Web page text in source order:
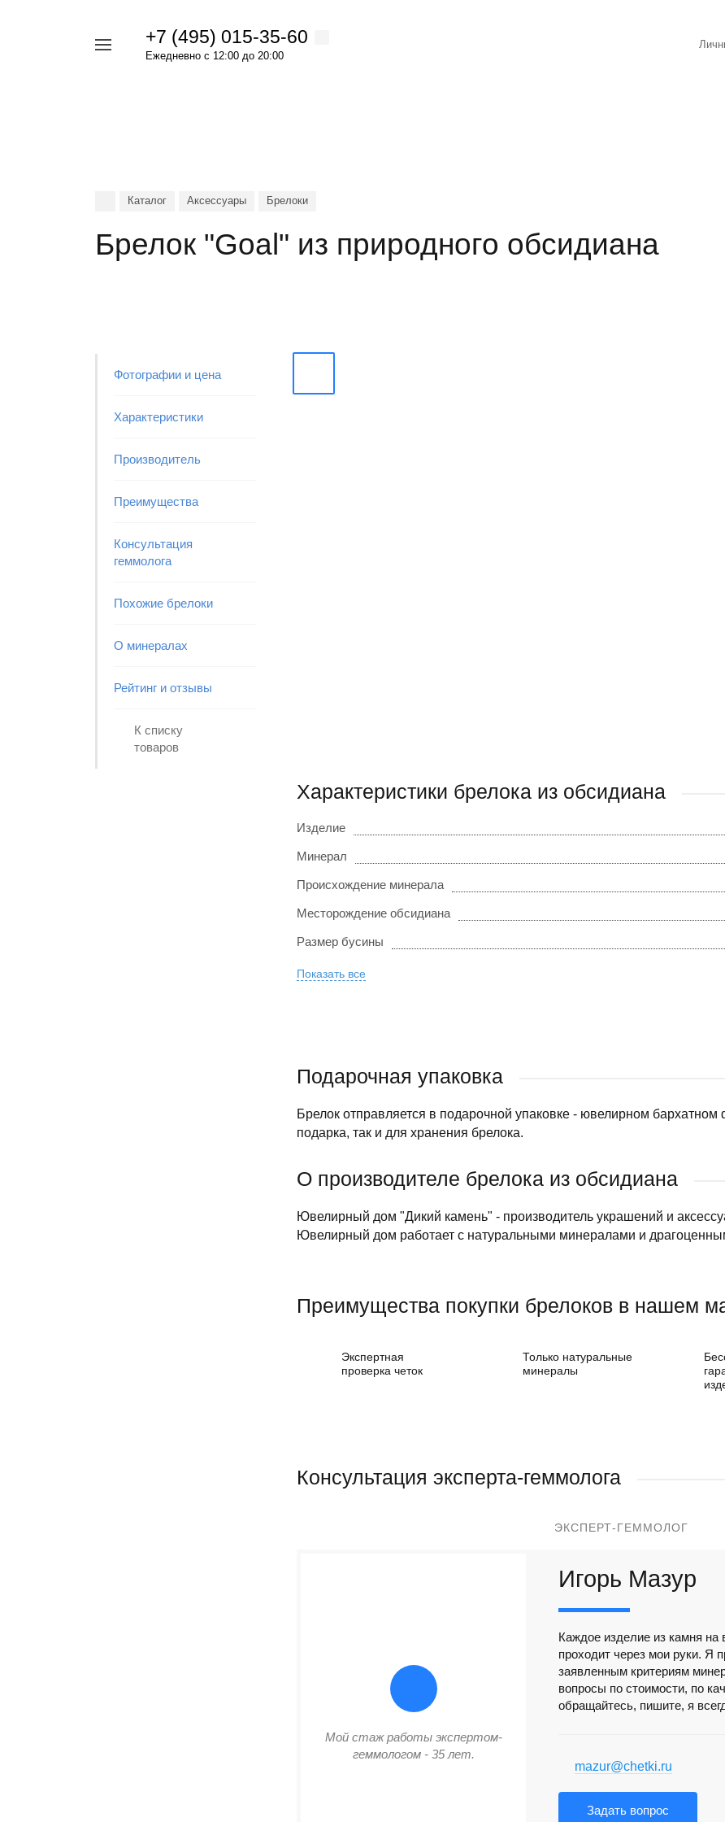
+7 (495) 015-35-60
Ежедневно с 12:00 до 20:00
Каталог Аксессуары Брелоки
Брелок "Goal" из природного обсидиана
Фотографии и цена
Характеристики
Производитель
Преимущества
Консультация
геммолога
Похожие брелоки
О минералах
Рейтинг и отзывы
К списку
товаров
Характеристики брелока из обсидиана
Изделие
Минерал
Происхождение минерала
Месторождение обсидиана
Размер бусины
Показать все
Подарочная упаковка
Брелок отправляется в подарочной упаковке - ювелирном
подарка, так и для хранения брелока.
О производителе брелока из обсидиана
Ювелирный дом "Дикий камень" - производитель украшений и
Ювелирный дом работает с натуральными минералами и
Преимущества покупки брелоков в нашем
Экспертная
проверка четок
Только натуральные
минералы
Консультация эксперта-геммолога
ЭКСПЕРТ-ГЕММОЛОГ
Игорь Мазур
Каждое изделие из камня на
проходит через мои руки. Я
заявленным критериям
вопросы по стоимости, по
обращайтесь, пишите, я
mazur@chetki.ru
Задать вопрос
Мой стаж работы экспертом-
геммологом - 35 лет.